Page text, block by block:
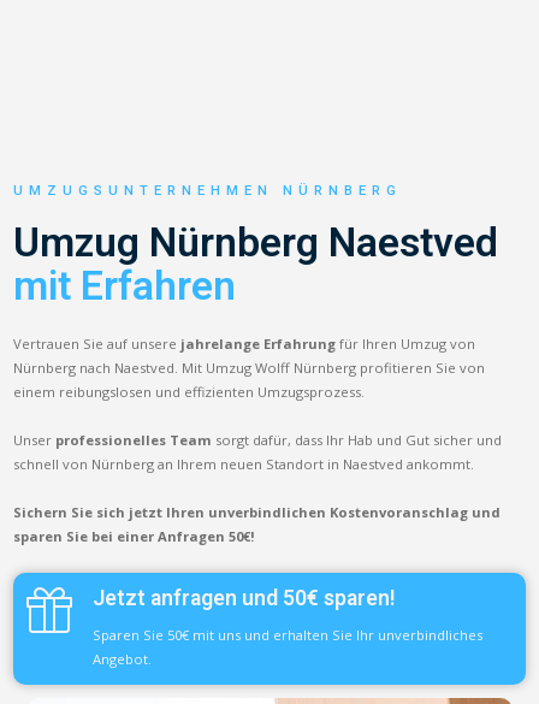
UMZUGSUNTERNEHMEN NÜRNBERG
Umzug Nürnberg Naestved
mit Erfahren
Vertrauen Sie auf unsere jahrelange Erfahrung für Ihren Umzug von
Nürnberg nach Naestved. Mit Umzug Wolff Nürnberg profitieren Sie von
einem reibungslosen und effizienten Umzugsprozess.
Unser professionelles Team sorgt dafür, dass Ihr Hab und Gut sicher und
schnell von Nürnberg an Ihrem neuen Standort in Naestved ankommt.
Sichern Sie sich jetzt Ihren unverbindlichen Kostenvoranschlag und
sparen Sie bei einer Anfragen 50€!
Jetzt anfragen und 50€ sparen!
Sparen Sie 50€ mit uns und erhalten Sie Ihr unverbindliches
Angebot.